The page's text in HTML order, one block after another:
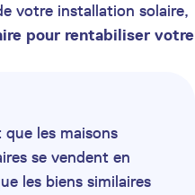
votre installation solaire,
pour rentabiliser votre
les maisons
se vendent en
les biens similaires